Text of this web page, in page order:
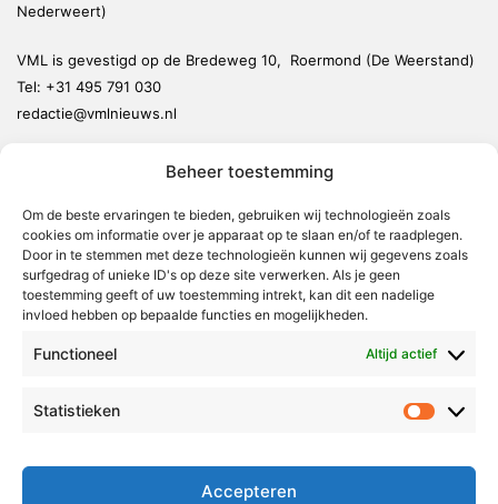
Beheer toestemming
Om de beste ervaringen te bieden, gebruiken wij technologieën zoals
cookies om informatie over je apparaat op te slaan en/of te raadplegen.
Door in te stemmen met deze technologieën kunnen wij gegevens zoals
surfgedrag of unieke ID's op deze site verwerken. Als je geen
toestemming geeft of uw toestemming intrekt, kan dit een nadelige
invloed hebben op bepaalde functies en mogelijkheden.
Functioneel Altijd actief
Statistieken
Accepteren
Nederweert)
VML is gevestigd op de Bredeweg 10, Roermond (De Weerstand)
Tel: +31 495 791 030
redactie@vmlnieuws.nl
Leudal
Maasgouw
Echt-Susteren
Radio & TV